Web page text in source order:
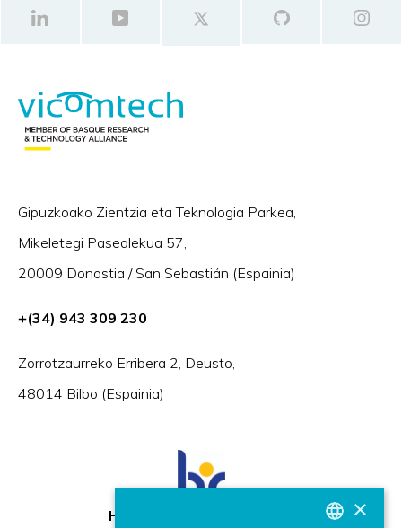
Gipuzkoako Zientzia eta Teknologia Parkea,
Mikeletegi Pasealekua 57,
20009 Donostia / San Sebastián (Espainia)
+(34) 943 309 230
Zorrotzaurreko Erribera 2, Deusto,
48014 Bilbo (Espainia)
HR Excellence in Research ×